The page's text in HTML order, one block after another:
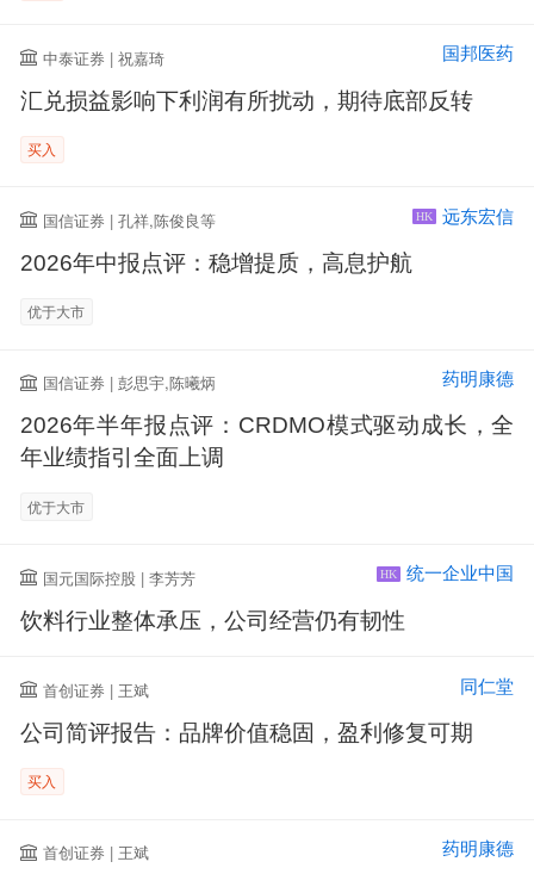
中泰证券 | 祝嘉琦 国邦医药
汇兑损益影响下利润有所扰动，期待底部反转
买入
国信证券 | 孔祥,陈俊良等 HK 远东宏信
2026年中报点评：稳增提质，高息护航
优于大市
国信证券 | 彭思宇,陈曦炳 药明康德
2026年半年报点评：CRDMO模式驱动成长，全
年业绩指引全面上调
优于大市
国元国际控股 | 李芳芳 HK 统一企业中国
饮料行业整体承压，公司经营仍有韧性
首创证券 | 王斌 同仁堂
公司简评报告：品牌价值稳固，盈利修复可期
买入
首创证券 | 王斌 药明康德